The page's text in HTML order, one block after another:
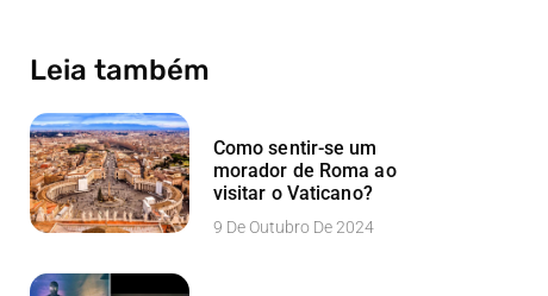
Leia também
Como sentir-se um
morador de Roma ao
visitar o Vaticano?
9 De Outubro De 2024